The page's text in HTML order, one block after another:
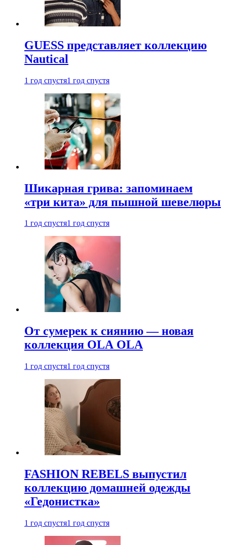
GUESS представляет коллекцию
Nautical
1 год спустя1 год спустя
Шикарная грива: запоминаем
«три кита» для пышной шевелюры
1 год спустя1 год спустя
От сумерек к сиянию — новая
коллекция OLA OLA
1 год спустя1 год спустя
FASHION REBELS выпустил
коллекцию домашней одежды
«Гедонистка»
1 год спустя1 год спустя